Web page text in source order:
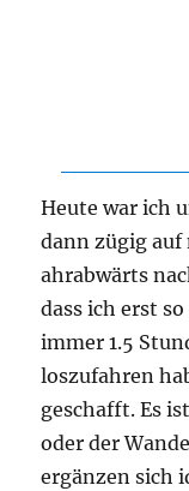
Heute war ich
dann zügig auf
ahrabwärts
dass ich erst
immer 1.5
loszufahren
geschafft. Es
oder der
ergänzen sich